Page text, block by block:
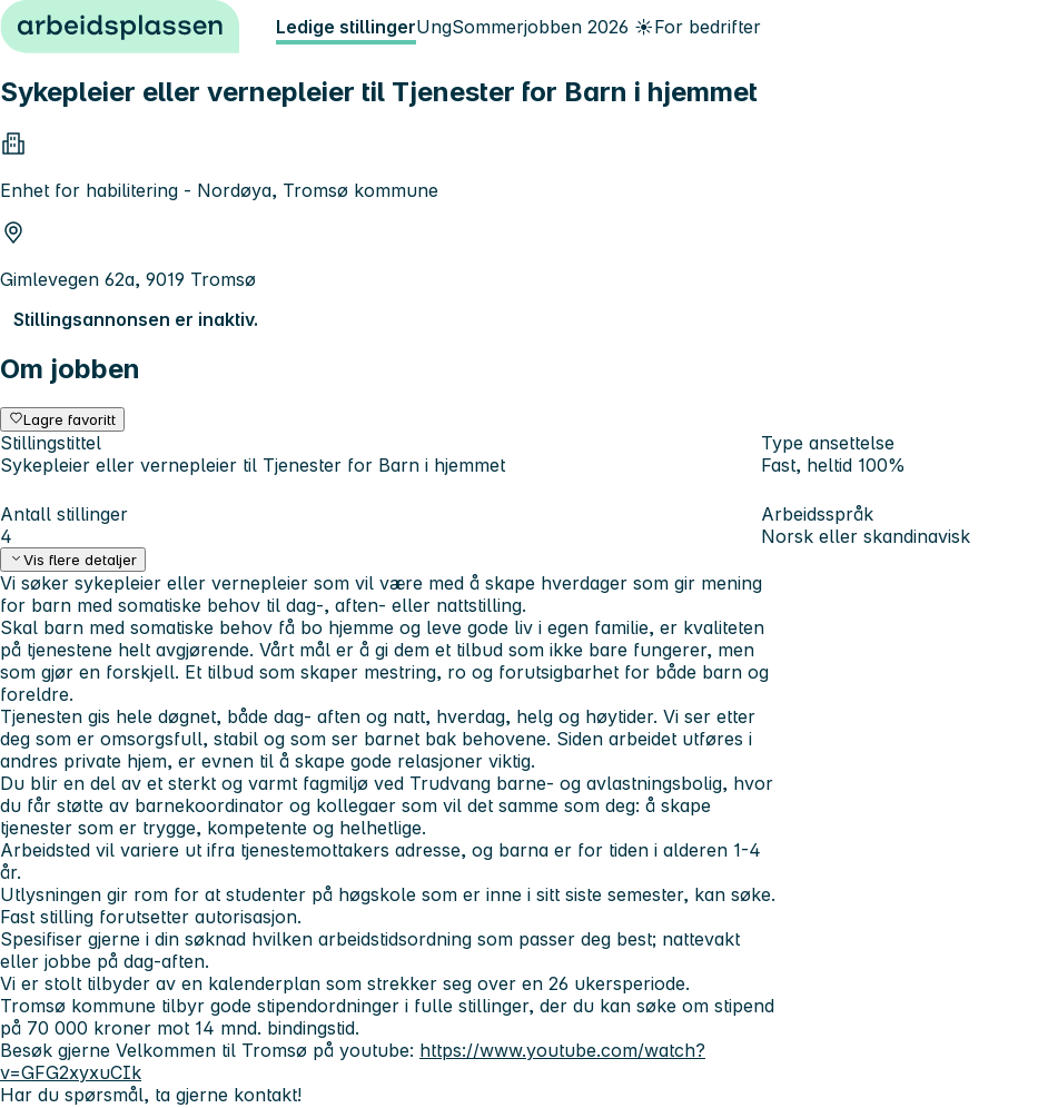
Hopp til innhold Ledige stillingerUngSommerjobben 2026 ☀️For bedrifter
Sykepleier eller vernepleier til Tjenester for Barn i hjemmet
Enhet for habilitering - Nordøya, Tromsø kommune
Gimlevegen 62a, 9019 Tromsø
Stillingsannonsen er inaktiv.
Om jobben
Lagre favoritt
Stillingstittel
Sykepleier eller vernepleier til Tjenester for Barn i hjemmet
Type ansettelse
Fast, heltid 100%
Antall stillinger
4
Arbeidsspråk
Norsk eller skandinavisk
Vis flere detaljer
Vi søker sykepleier eller vernepleier som vil være med å skape hverdager som gir mening
for barn med somatiske behov til dag-, aften- eller nattstilling.
Skal barn med somatiske behov få bo hjemme og leve gode liv i egen familie, er kvaliteten
på tjenestene helt avgjørende. Vårt mål er å gi dem et tilbud som ikke bare fungerer, men
som gjør en forskjell. Et tilbud som skaper mestring, ro og forutsigbarhet for både barn og
foreldre.
Tjenesten gis hele døgnet, både dag- aften og natt, hverdag, helg og høytider. Vi ser etter
deg som er omsorgsfull, stabil og som ser barnet bak behovene. Siden arbeidet utføres i
andres private hjem, er evnen til å skape gode relasjoner viktig.
Du blir en del av et sterkt og varmt fagmiljø ved Trudvang barne- og avlastningsbolig, hvor
du får støtte av barnekoordinator og kollegaer som vil det samme som deg: å skape
tjenester som er trygge, kompetente og helhetlige.
Arbeidsted vil variere ut ifra tjenestemottakers adresse, og barna er for tiden i alderen 1-4
år.
Utlysningen gir rom for at studenter på høgskole som er inne i sitt siste semester, kan søke.
Fast stilling forutsetter autorisasjon.
Spesifiser gjerne i din søknad hvilken arbeidstidsordning som passer deg best; nattevakt
eller jobbe på dag-aften.
Vi er stolt tilbyder av en kalenderplan som strekker seg over en 26 ukersperiode.
Tromsø kommune tilbyr gode stipendordninger i fulle stillinger, der du kan søke om stipend
på 70 000 kroner mot 14 mnd. bindingstid.
Besøk gjerne Velkommen til Tromsø på youtube: https://www.youtube.com/watch?
v=GFG2xyxuCIk
Har du spørsmål, ta gjerne kontakt!